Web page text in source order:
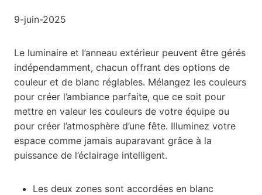
9-juin-2025
Le luminaire et l’anneau extérieur peuvent être gérés
indépendamment, chacun offrant des options de
couleur et de blanc réglables. Mélangez les couleurs
pour créer l’ambiance parfaite, que ce soit pour
mettre en valeur les couleurs de votre équipe ou
pour créer l’atmosphère d’une fête. Illuminez votre
espace comme jamais auparavant grâce à la
puissance de l’éclairage intelligent.
Les deux zones sont accordées en blanc